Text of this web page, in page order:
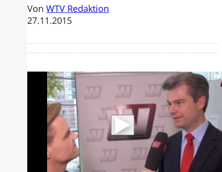
VonWTV Redaktion
27.11.2015
Mit der Wiedergabe dieses Videos
werden Daten an Youtube übertragen.
Hinweise dazu erhalten Sie in der
Datenschutzerklärung.
Akzeptieren